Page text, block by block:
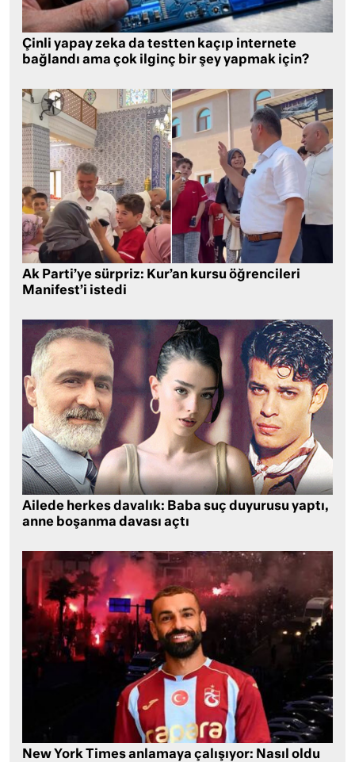
Çinli yapay zeka da testten kaçıp internete
bağlandı ama çok ilginç bir şey yapmak için?
Ak Parti’ye sürpriz: Kur’an kursu öğrencileri
Manifest’i istedi
Ailede herkes davalık: Baba suç duyurusu yaptı,
anne boşanma davası açtı
New York Times anlamaya çalışıyor: Nasıl oldu